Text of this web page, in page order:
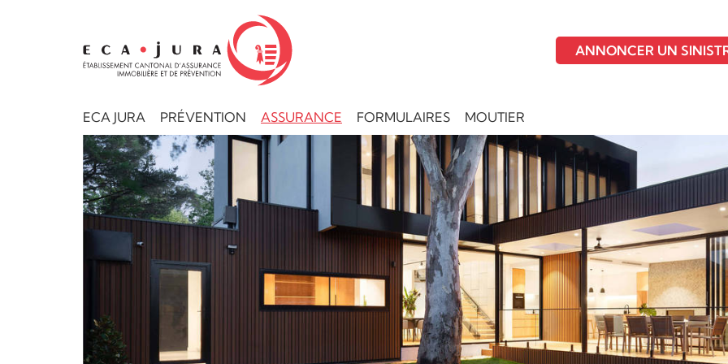
ECA JURA PRÉVENTION ASSURANCE FORMULAIRES MOUTIER
ANNONCER UN